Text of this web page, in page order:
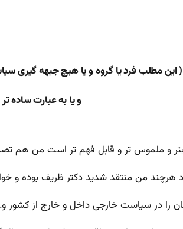
( این مطلب فرد یا گروه و یا هیچ جبهه گیری
و یا به عبارت ساده
و قابل فهم تر است من هم تصمیم گرفتم به کالبد
هرچند من منتقد شدید دکتر ظریف بوده و
را در سیاست خارجی داخل و خارج از کشور